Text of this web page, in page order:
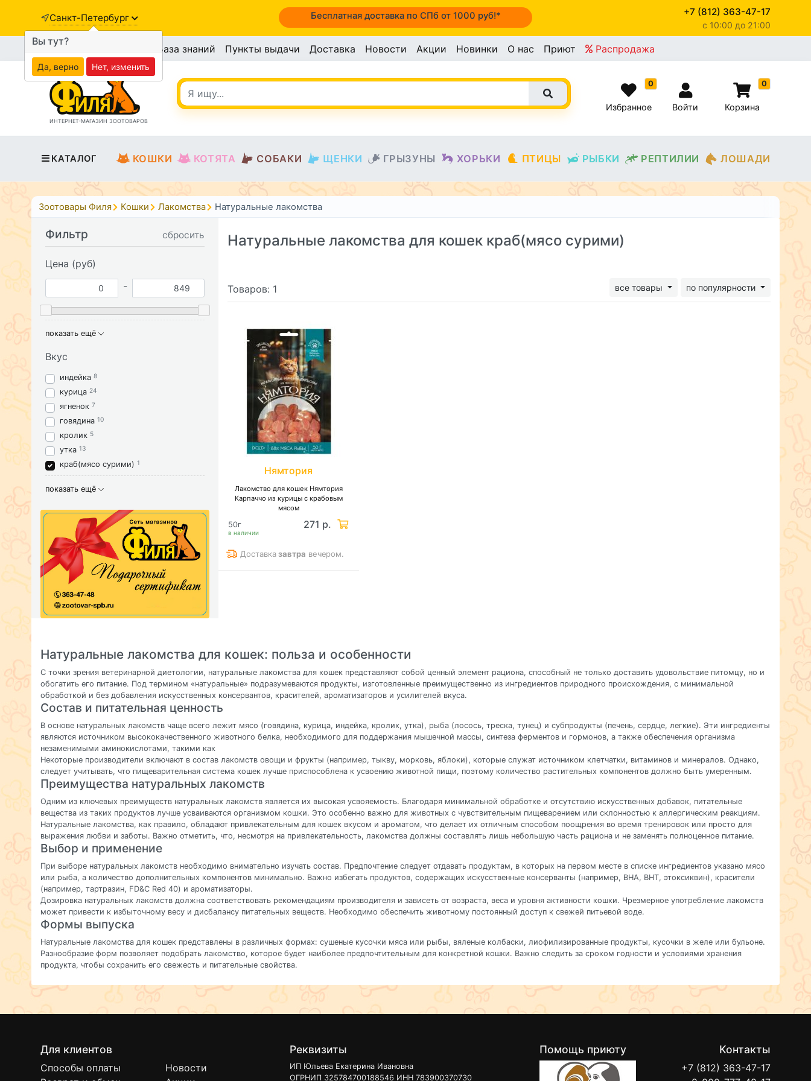
Санкт-Петербург Бесплатная доставка по СПб от 1000 руб!* +7 (812) 363-47-17
c 10:00 до 21:00
База знаний Пункты выдачи Доставка Новости Акции Новинки О нас Приют Распродажа
ИНТЕРНЕТ-МАГАЗИН ЗООТОВАРОВ
0
Избранное Войти
0
Корзина
КАТАЛОГ КОШКИ КОТЯТА СОБАКИ ЩЕНКИ ГРЫЗУНЫ ХОРЬКИ ПТИЦЫ РЫБКИ РЕПТИЛИИ ЛОШАДИ
Зоотовары Филя Кошки Лакомства Натуральные лакомства
Фильтр сбросить
Цена (руб)
-
показать ещё
Вкус
индейка 8
курица 24
ягненок 7
говядина 10
кролик 5
утка 13
краб(мясо сурими) 1
показать ещё
Натуральные лакомства для кошек краб(мясо сурими)
Товаров: 1 все товары по популярности
Нямтория
Лакомство для кошек Нямтория
Карпаччо из курицы с крабовым
мясом
в наличии
50г 271 р.
Доставказавтра вечером.
Натуральные лакомства для кошек: польза и особенности
С точки зрения ветеринарной диетологии, натуральные лакомства для кошек представляют собой ценный элемент рациона, способный не только доставить удовольствие питомцу, но и
обогатить его питание. Под термином «натуральные» подразумеваются продукты, изготовленные преимущественно из ингредиентов природного происхождения, с минимальной
обработкой и без добавления искусственных консервантов, красителей, ароматизаторов и усилителей вкуса.
Состав и питательная ценность
В основе натуральных лакомств чаще всего лежит мясо (говядина, курица, индейка, кролик, утка), рыба (лосось, треска, тунец) и субпродукты (печень, сердце, легкие). Эти ингредиенты
являются источником высококачественного животного белка, необходимого для поддержания мышечной массы, синтеза ферментов и гормонов, а также обеспечения организма
незаменимыми аминокислотами, такими как
Некоторые производители включают в состав лакомств овощи и фрукты (например, тыкву, морковь, яблоки), которые служат источником клетчатки, витаминов и минералов. Однако,
следует учитывать, что пищеварительная система кошек лучше приспособлена к усвоению животной пищи, поэтому количество растительных компонентов должно быть умеренным.
Преимущества натуральных лакомств
Одним из ключевых преимуществ натуральных лакомств является их высокая усвояемость. Благодаря минимальной обработке и отсутствию искусственных добавок, питательные
вещества из таких продуктов лучше усваиваются организмом кошки. Это особенно важно для животных с чувствительным пищеварением или склонностью к аллергическим реакциям.
Натуральные лакомства, как правило, обладают привлекательным для кошек вкусом и ароматом, что делает их отличным способом поощрения во время тренировок или просто для
выражения любви и заботы. Важно отметить, что, несмотря на привлекательность, лакомства должны составлять лишь небольшую часть рациона и не заменять полноценное питание.
Выбор и применение
При выборе натуральных лакомств необходимо внимательно изучать состав. Предпочтение следует отдавать продуктам, в которых на первом месте в списке ингредиентов указано мясо
или рыба, а количество дополнительных компонентов минимально. Важно избегать продуктов, содержащих искусственные консерванты (например, BHA, BHT, этоксиквин), красители
(например, тартразин, FD&C Red 40) и ароматизаторы.
Дозировка натуральных лакомств должна соответствовать рекомендациям производителя и зависеть от возраста, веса и уровня активности кошки. Чрезмерное употребление лакомств
может привести к избыточному весу и дисбалансу питательных веществ. Необходимо обеспечить животному постоянный доступ к свежей питьевой воде.
Формы выпуска
Натуральные лакомства для кошек представлены в различных формах: сушеные кусочки мяса или рыбы, вяленые колбаски, лиофилизированные продукты, кусочки в желе или бульоне.
Разнообразие форм позволяет подобрать лакомство, которое будет наиболее предпочтительным для конкретной кошки. Важно следить за сроком годности и условиями хранения
продукта, чтобы сохранить его свежесть и питательные свойства.
Для клиентов
Способы оплаты
Новости
Реквизиты
ИП Юльева Екатерина Ивановна
ОГРНИП 325784700188546 ИНН 783900370730
Помощь приюту Контакты
+7 (812) 363-47-17
Вы тут?
Да, верно Нет, изменить